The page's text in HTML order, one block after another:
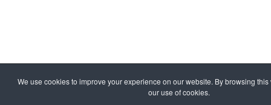
We use cookies to improve your experience on our website. By browsing
our use of cookies.